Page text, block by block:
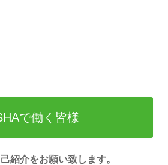
で働く皆様
介をお願い致します。